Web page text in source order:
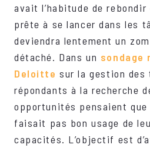
avait l’habitude de rebondir
prête à se lancer dans les
deviendra lentement un
détaché. Dans un sondage
Deloitte sur la gestion
répondants à la recherche
opportunités pensaient que
faisait pas bon usage de
capacités. L’objectif est